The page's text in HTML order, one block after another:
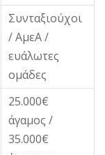
Συνταξιούχοι
/ ΑμεΑ /
ευάλωτες
ομάδες
25.000€
άγαμος /
35.000€